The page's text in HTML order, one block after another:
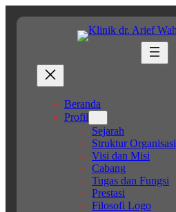
Beranda
Profil
Sejarah
Struktur Organisasi
Visi dan Misi
Cabang
Tugas dan Fungsi
Prestasi
Filosofi Logo